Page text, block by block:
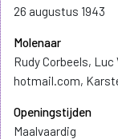
26 augustus 1943
Molenaar
Rudy Corbeels,
hotmail.com,
Openingstijden
Maalvaardig